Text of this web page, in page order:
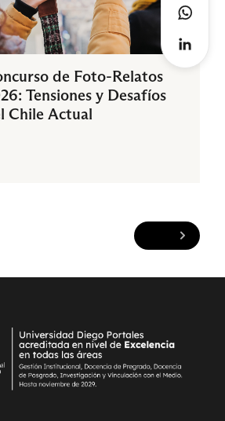
de Foto-Relatos
Tensiones y Desafíos
Chile Actual